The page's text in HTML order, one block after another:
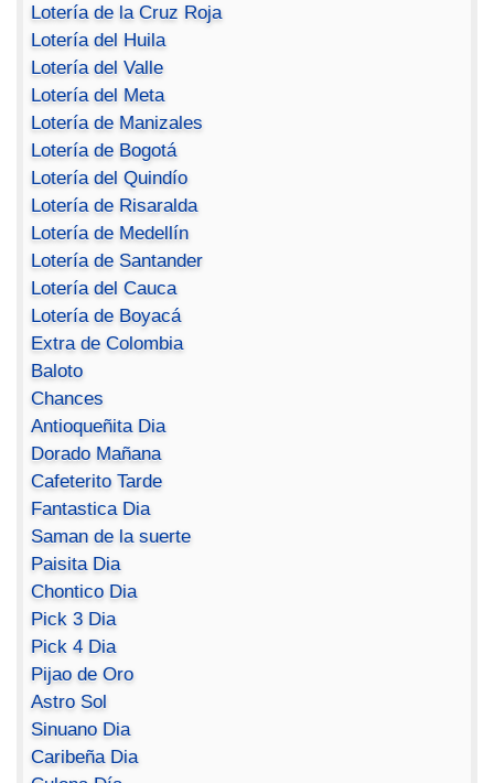
Lotería de la Cruz Roja
Lotería del Huila
Lotería del Valle
Lotería del Meta
Lotería de Manizales
Lotería de Bogotá
Lotería del Quindío
Lotería de Risaralda
Lotería de Medellín
Lotería de Santander
Lotería del Cauca
Lotería de Boyacá
Extra de Colombia
Baloto
Chances
Antioqueñita Dia
Dorado Mañana
Cafeterito Tarde
Fantastica Dia
Saman de la suerte
Paisita Dia
Chontico Dia
Pick 3 Dia
Pick 4 Dia
Pijao de Oro
Astro Sol
Sinuano Dia
Caribeña Dia